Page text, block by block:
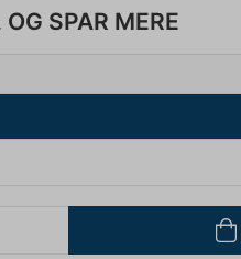
SPAR MERE